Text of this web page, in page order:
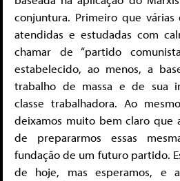
conjuntura. Primeiro que várias
atendidas e estudadas com
chamar de “partido
estabelecido, ao menos, a
trabalho de massa e de sua
classe trabalhadora. Ao
deixamos muito bem claro que
de prepararmos essas
fundação de um futuro partido.
de hoje, mas esperamos, e